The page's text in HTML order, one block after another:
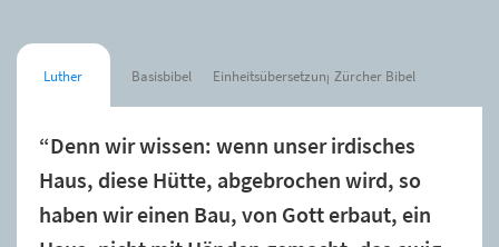
Luther Basisbibel Einheitsübersetzung Zürcher Bibel
“Denn wir wissen: wenn unser irdisches
Haus, diese Hütte, abgebrochen wird, so
haben wir einen Bau, von Gott erbaut, ein